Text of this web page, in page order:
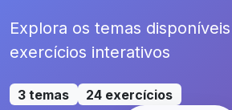
Explora os temas
exercícios interativos
3 temas 24 exercícios